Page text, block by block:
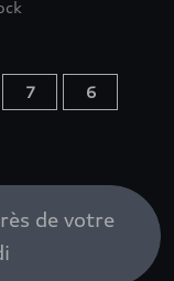
7 6
de votre